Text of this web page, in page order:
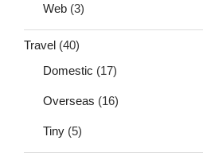
Web (3)
Travel (40)
Domestic (17)
Overseas (16)
Tiny (5)